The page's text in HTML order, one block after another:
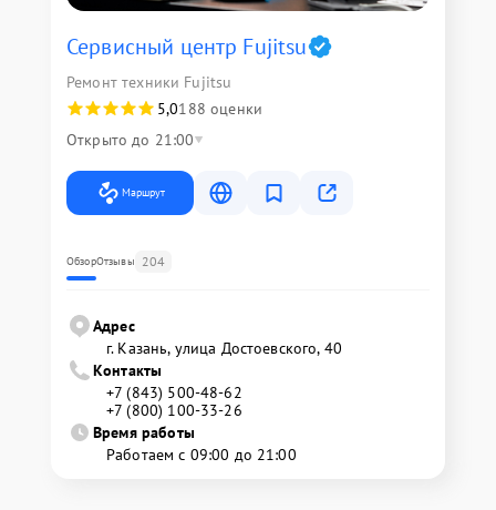
Сервисный центр Fujitsu
Ремонт техники Fujitsu
5,0188 оценки
Открыто до 21:00
Маршрут
ОбзорОтзывы 204
Адрес
г. Казань, улица Достоевского, 40
Контакты
+7 (843) 500-48-62
+7 (800) 100-33-26
Время работы
Работаем с 09:00 до 21:00